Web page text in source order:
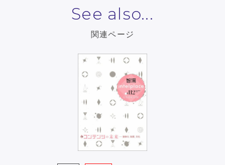
See also...
関連ページ